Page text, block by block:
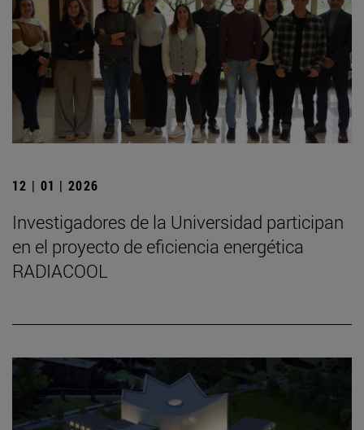
12 | 01 | 2026
Investigadores de la Universidad participan
en el proyecto de eficiencia energética
RADIACOOL